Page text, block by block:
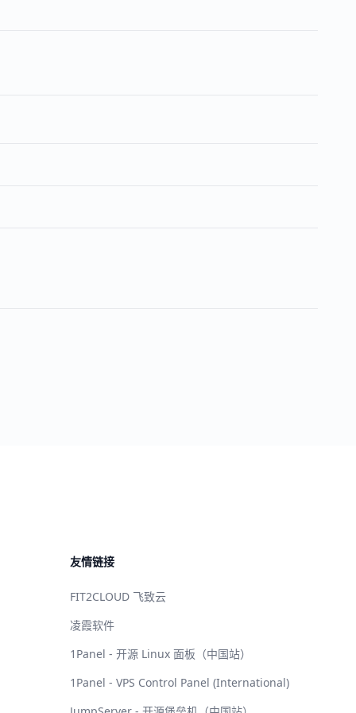
友情链接
FIT2CLOUD 飞致云
凌霞软件
1Panel - 开源 Linux 面板（中国站）
1Panel - VPS Control Panel (International)